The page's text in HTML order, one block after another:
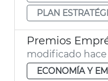
PLAN
Premios
modificado hace
ECONOMÍA Y